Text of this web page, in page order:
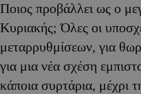
Ποιος προβάλλει ως ο
Κυριακής; Όλες οι
μεταρρυθμίσεων, για
για μια νέα σχέση
κάποια συρτάρια, μέχρι